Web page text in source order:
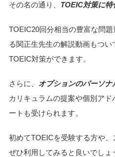
その名の通り、 TOEIC対策に特
TOEIC20回分相当の豊富な問
る関正生先生の解説動画もつ
TOEIC対策ができます。
さらに、 オプションのパーソナ
カリキュラムの提案や個別ア
ートも受けられます。
初めてTOEICを受験する方や
ぜひ利用してみると良いでしょ